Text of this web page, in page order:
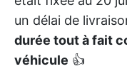
un délai de
durée tout à fait
véhicule 👍